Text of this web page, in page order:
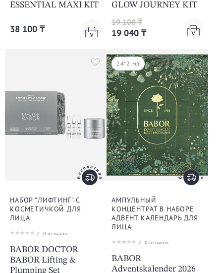
ESSENTIAL MAXI KIT
38 100 ₸
GLOW JOURNEY KIT
19 100 ₸
19 040 ₸
НАБОР "ЛИФТИНГ" С
КОСМЕТИЧКОЙ ДЛЯ
ЛИЦА
/ 0 отзывов
BABOR DOCTOR
BABOR Lifting &
Plumping Set
24*2 мл
АМПУЛЬНЫЙ
КОНЦЕНТРАТ В НАБОРЕ
АДВЕНТ КАЛЕНДАРЬ ДЛЯ
ЛИЦА
/ 0 отзывов
BABOR
Adventskalender 2026